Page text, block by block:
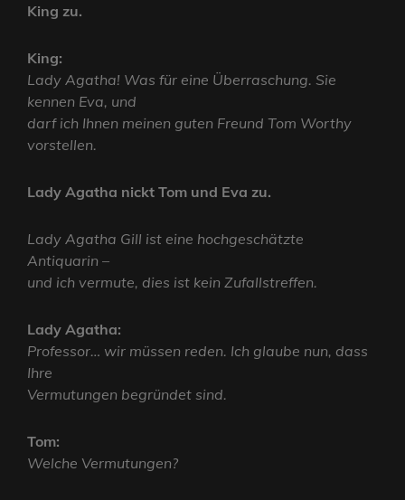
King zu.
King:
Lady Agatha! Was für eine Überraschung. Sie
kennen Eva, und
darf ich Ihnen meinen guten Freund Tom Worthy
vorstellen.
Lady Agatha nickt Tom und Eva zu.
Lady Agatha Gill ist eine hochgeschätzte
Antiquarin –
und ich vermute, dies ist kein Zufallstreffen.
Lady Agatha:
Professor… wir müssen reden. Ich glaube nun, dass
Ihre
Vermutungen begründet sind.
Tom:
Welche Vermutungen?